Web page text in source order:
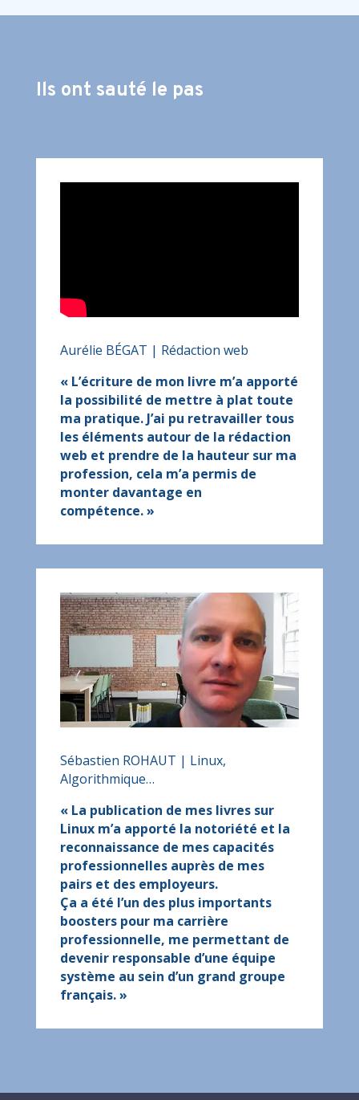
Ils ont sauté le pas
Aurélie BÉGAT | Rédaction web
« L’écriture de mon livre m’a apporté
la possibilité de mettre à plat toute
ma pratique. J’ai pu retravailler tous
les éléments autour de la rédaction
web et prendre de la hauteur sur ma
profession, cela m’a permis de
monter davantage en
compétence. »
Sébastien ROHAUT | Linux,
Algorithmique…
« La publication de mes livres sur
Linux m’a apporté la notoriété et la
reconnaissance de mes capacités
professionnelles auprès de mes
pairs et des employeurs.
Ça a été l’un des plus importants
boosters pour ma carrière
professionnelle, me permettant de
devenir responsable d’une équipe
système au sein d’un grand groupe
français. »